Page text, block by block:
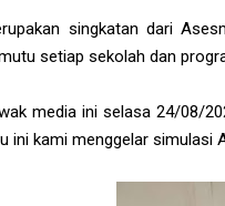
singkatan dari
setiap sekolah dan
media ini selasa 24/08/
ini kami menggelar simulasi